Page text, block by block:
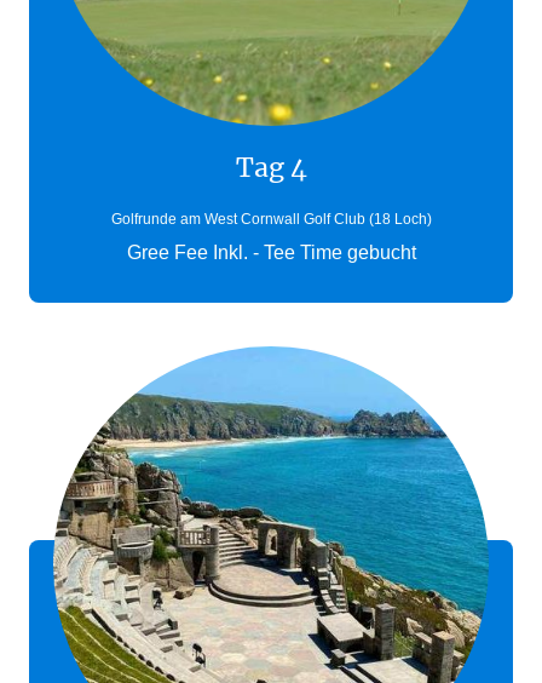
Tag 4
Golfrunde am West Cornwall Golf Club (18 Loch)
Gree Fee Inkl. - Tee Time gebucht